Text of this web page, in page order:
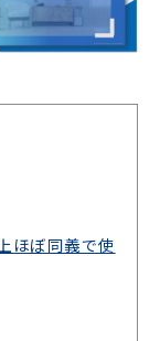
ほぼ同義で使